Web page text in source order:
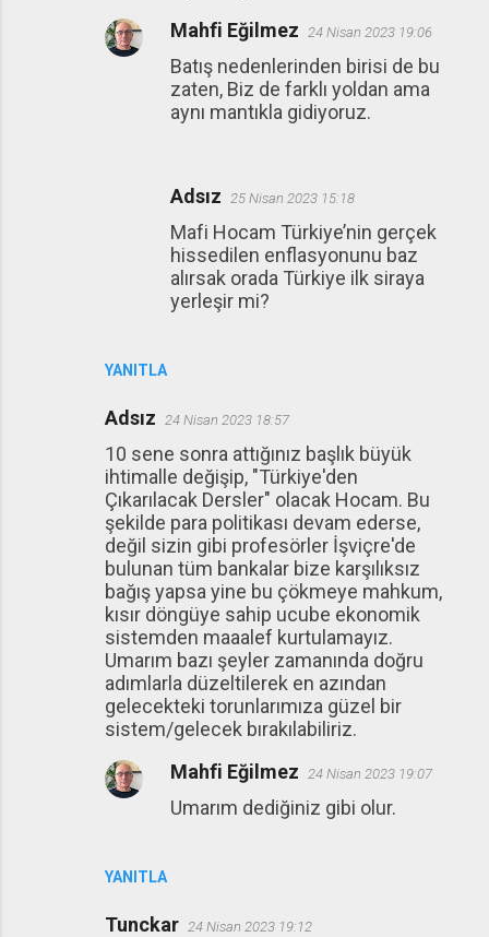
YANITLA
Mahfi Eğilmez 24 Nisan 2023 19:06
Batış nedenlerinden birisi de bu
zaten, Biz de farklı yoldan ama
aynı mantıkla gidiyoruz.
Adsız 25 Nisan 2023 15:18
Mafi Hocam Türkiye’nin gerçek
hissedilen enflasyonunu baz
alırsak orada Türkiye ilk siraya
yerleşir mi?
Adsız 24 Nisan 2023 18:57
10 sene sonra attığınız başlık büyük
ihtimalle değişip, "Türkiye'den
Çıkarılacak Dersler" olacak Hocam. Bu
şekilde para politikası devam ederse,
değil sizin gibi profesörler İşviçre'de
bulunan tüm bankalar bize karşılıksız
bağış yapsa yine bu çökmeye mahkum,
kısır döngüye sahip ucube ekonomik
sistemden maaalef kurtulamayız.
Umarım bazı şeyler zamanında doğru
adımlarla düzeltilerek en azından
gelecekteki torunlarımıza güzel bir
sistem/gelecek bırakılabiliriz.
YANITLA
Mahfi Eğilmez 24 Nisan 2023 19:07
Umarım dediğiniz gibi olur.
Tunckar 24 Nisan 2023 19:12